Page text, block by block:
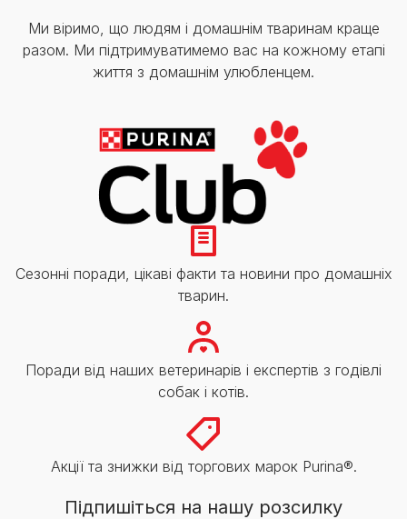
Ми віримо, що людям і домашнім тваринам краще
разом. Ми підтримуватимемо вас на кожному етапі
життя з домашнім улюбленцем.
Сезонні поради, цікаві факти та новини про домашніх
тварин.
Поради від наших ветеринарів і експертів з годівлі
собак і котів.
Акції та знижки від торгових марок Purina®.
Підпишіться на нашу розсилку